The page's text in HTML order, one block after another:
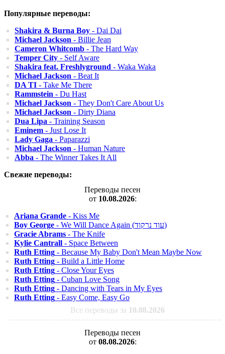
Популярные переводы:
Shakira & Burna Boy - Dai Dai
Michael Jackson - Billie Jean
Cameron Whitcomb - The Hard Way
Temper City - Self Aware
Shakira feat. Freshlyground - Waka Waka
Michael Jackson - Beat It
DA TI - Take Me There
Rammstein - Du Hast
Michael Jackson - They Don't Care About Us
Michael Jackson - Dirty Diana
Dua Lipa - Training Season
Eminem - Just Lose It
Lady Gaga - Paparazzi
Michael Jackson - Human Nature
Abba - The Winner Takes It All
Свежие переводы:
Переводы песен
от 10.08.2026:
Ariana Grande - Kiss Me
Boy George
- We Will Dance Again (עוד נרקוד)
Gracie Abrams - The Knife
Kylie Cantrall - Space Between
Ruth Etting - Because My Baby Don't Mean Maybe Now
Ruth Etting - Build a Little Home
Ruth Etting - Close Your Eyes
Ruth Etting - Cuban Love Song
Ruth Etting - Dancing with Tears in My Eyes
Ruth Etting - Easy Come, Easy Go
Все переводы за 10.08.2026
Переводы песен
от 08.08.2026: